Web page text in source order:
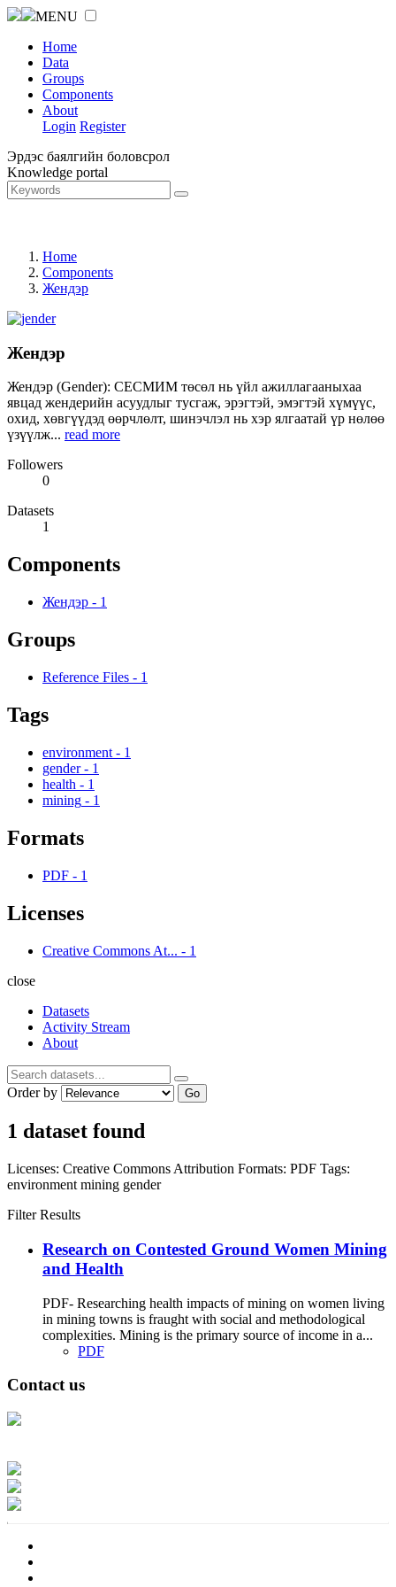
MENU
Home
Data
Groups
Components
About
Login Register
Эрдэс баялгийн боловсрол
Knowledge portal
Home
Components
Жендэр
Жендэр
Жендэр (Gender): СЕСМИМ төсөл нь үйл ажиллагааныхаа
явцад жендерийн асуудлыг тусгаж, эрэгтэй, эмэгтэй хүмүүс,
охид, хөвгүүдэд өөрчлөлт, шинэчлэл нь хэр ялгаатай үр нөлөө
үзүүлж... read more
Followers
0
Datasets
1
Components
Жендэр - 1
Groups
Reference Files - 1
Tags
environment - 1
gender - 1
health - 1
mining - 1
Formats
PDF - 1
Licenses
Creative Commons At... - 1
close
Datasets
Activity Stream
About
Order by Go
1 dataset found
Licenses: Creative Commons Attribution Formats: PDF Tags:
environment mining gender
Filter Results
Research on Contested Ground Women Mining
and Health
PDF- Researching health impacts of mining on women living
in mining towns is fraught with social and methodological
complexities. Mining is the primary source of income in a...
PDF
Contact us